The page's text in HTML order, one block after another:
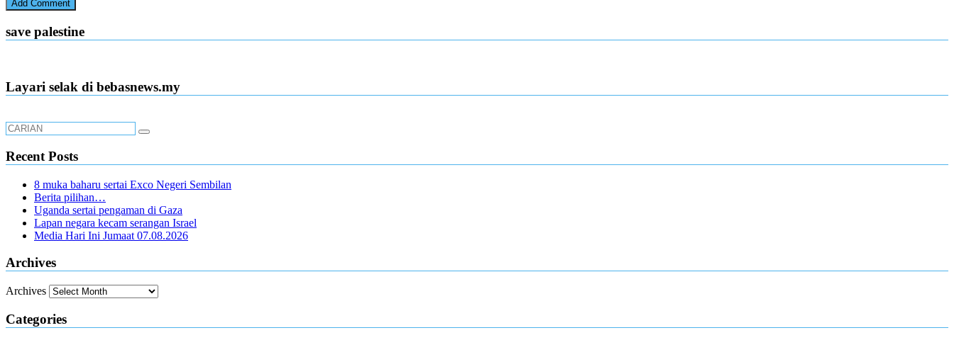
save palestine
Layari selak di bebasnews.my
Recent Posts
8 muka baharu sertai Exco Negeri Sembilan
Berita pilihan…
Uganda sertai pengaman di Gaza
Lapan negara kecam serangan Israel
Media Hari Ini Jumaat 07.08.2026
Archives
Archives
Categories